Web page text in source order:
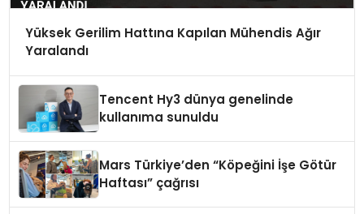
Yüksek Gerilim Hattına Kapılan Mühendis Ağır
Yaralandı
Tencent Hy3 dünya genelinde
kullanıma sunuldu
Mars Türkiye’den “Köpeğini İşe Götür
Haftası” çağrısı